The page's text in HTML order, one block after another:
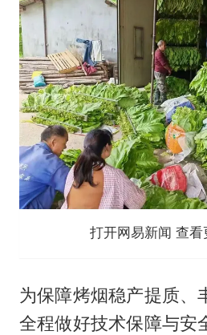
打开网易新闻 查看
为保障烤烟稳产提质、
全程做好技术保障与安